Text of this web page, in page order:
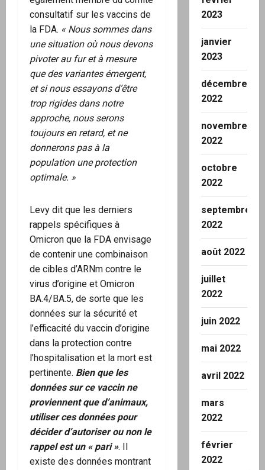
consultatif sur les vaccins de
la FDA. « Nous sommes dans
une situation où nous devons
pivoter au fur et à mesure
que des variantes émergent,
et si nous essayons d’être
trop rigides dans notre
approche, nous serons
toujours en retard, et ne
donnerons pas à la
population une protection
optimale. »
Levy dit que les derniers
rappels spécifiques à
Omicron que la FDA envisage
de contenir une combinaison
de cibles d’ARNm contre le
virus d’origine et Omicron
BA.4/BA.5, de sorte que les
données sur la sécurité et
l’efficacité du vaccin d’origine
dans la protection contre
l’hospitalisation et la mort est
pertinente. Bien que les
données sur ce vaccin ne
proviennent que d’animaux,
utiliser ces données pour
décider d’autoriser ou non le
rappel est un « pari ». Il
existe des données montrant
2023
janvier
2023
décembre
2022
novembre
2022
octobre
2022
septembre
2022
août 2022
juillet
2022
juin 2022
mai 2022
avril 2022
mars
2022
février
2022